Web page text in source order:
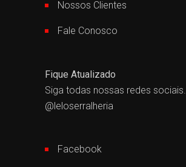
Nossos Clientes
Fale Conosco
Fique Atualizado
Siga todas nossas redes sociais.
@leloserralheria
Facebook